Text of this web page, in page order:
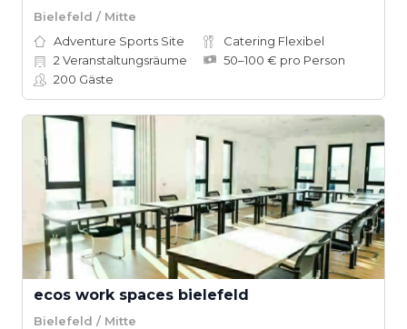
Bielefeld / Mitte
Adventure Sports Site
Catering Flexibel
2 Veranstaltungsräume
50–100 € pro Person
200 Gäste
ecos work spaces bielefeld
Bielefeld / Mitte